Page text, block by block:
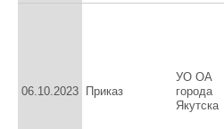
06.10.2023 Приказ
УО ОА
города
Якутска